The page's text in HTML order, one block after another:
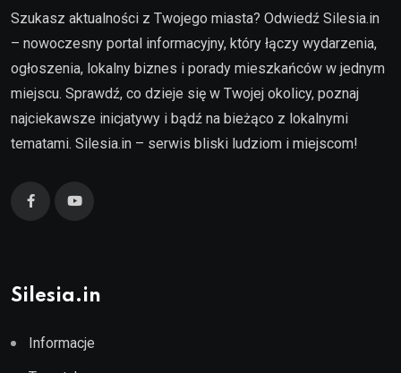
Szukasz aktualności z Twojego miasta? Odwiedź Silesia.in
– nowoczesny portal informacyjny, który łączy wydarzenia,
ogłoszenia, lokalny biznes i porady mieszkańców w jednym
miejscu. Sprawdź, co dzieje się w Twojej okolicy, poznaj
najciekawsze inicjatywy i bądź na bieżąco z lokalnymi
tematami. Silesia.in – serwis bliski ludziom i miejscom!
Silesia.in
Informacje